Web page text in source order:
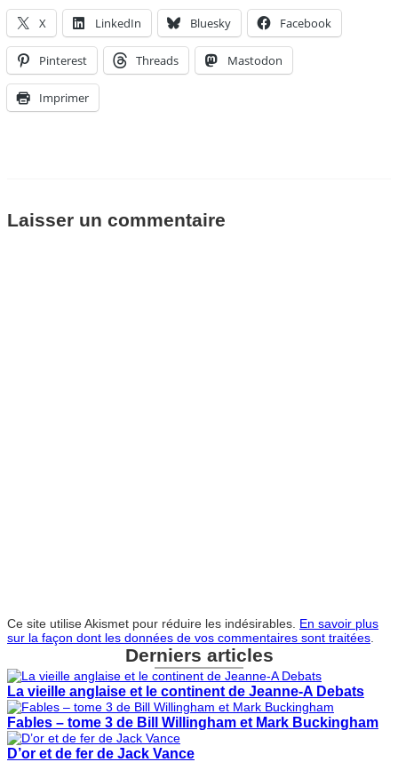
X LinkedIn Bluesky Facebook
Pinterest Threads Mastodon
Imprimer
Laisser un commentaire
Ce site utilise Akismet pour réduire les indésirables. En savoir plus
sur la façon dont les données de vos commentaires sont traitées
Derniers articles
La vieille anglaise et le continent de Jeanne-A Debats
Fables – tome 3 de Bill Willingham et Mark Buckingham
D’or et de fer de Jack Vance